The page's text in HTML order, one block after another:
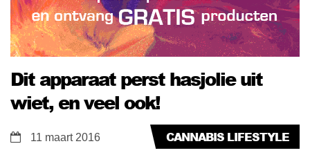
Dit apparaat perst hasjolie uit
wiet, en veel ook!
CANNABIS LIFESTYLE
11 maart 2016